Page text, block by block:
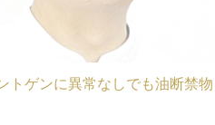
トゲンに異常なしでも油断禁